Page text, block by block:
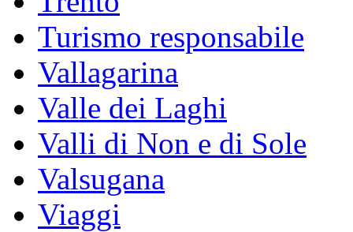
Turismo responsabile
Vallagarina
Valle dei Laghi
Valli di Non e di Sole
Valsugana
Viaggi